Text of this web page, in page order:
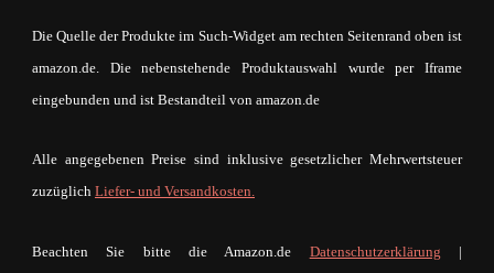
Die Quelle der Produkte im Such-Widget am rechten Seitenrand oben ist
amazon.de. Die nebenstehende Produktauswahl wurde per Iframe
eingebunden und ist Bestandteil von amazon.de
Alle angegebenen Preise sind inklusive gesetzlicher Mehrwertsteuer
zuzüglich Liefer- und Versandkosten.
Beachten Sie bitte die Amazon.de Datenschutzerklärung |